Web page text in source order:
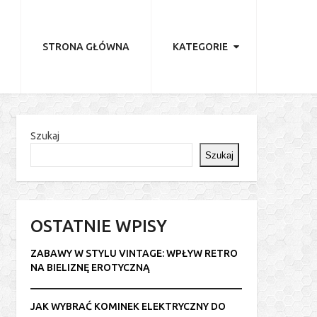
STRONA GŁÓWNA KATEGORIE
Szukaj
Szukaj
OSTATNIE WPISY
ZABAWY W STYLU VINTAGE: WPŁYW RETRO
NA BIELIZNĘ EROTYCZNĄ
JAK WYBRAĆ KOMINEK ELEKTRYCZNY DO